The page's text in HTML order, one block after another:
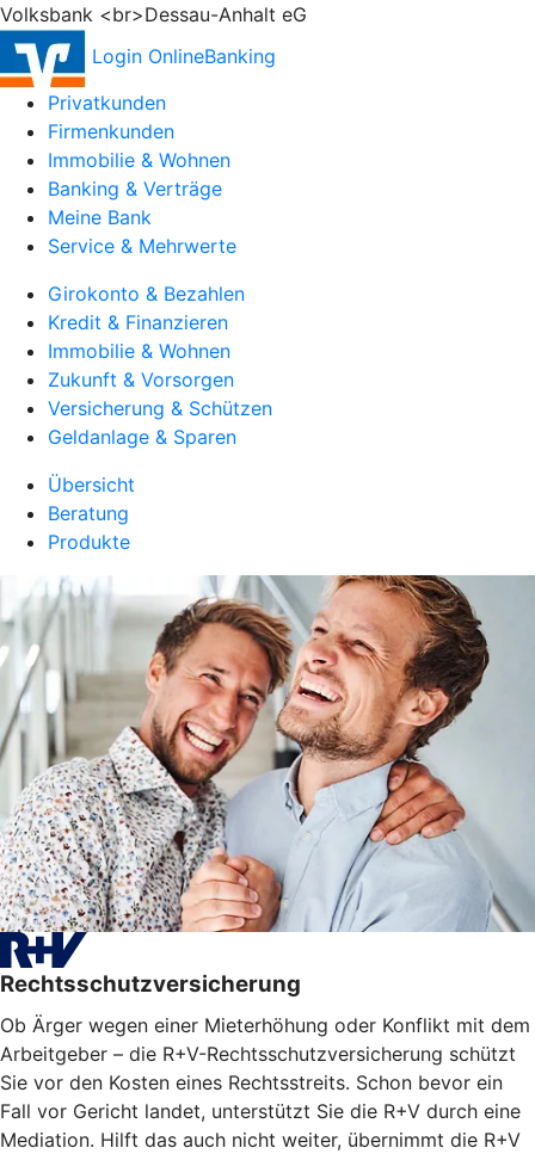
Volksbank <br>Dessau-Anhalt eG
Login OnlineBanking
Privatkunden
Firmenkunden
Immobilie & Wohnen
Banking & Verträge
Meine Bank
Service & Mehrwerte
Girokonto & Bezahlen
Kredit & Finanzieren
Immobilie & Wohnen
Zukunft & Vorsorgen
Versicherung & Schützen
Geldanlage & Sparen
Übersicht
Beratung
Produkte
Rechtsschutzversicherung
Ob Ärger wegen einer Mieterhöhung oder Konflikt mit dem
Arbeitgeber – die R+V-Rechtsschutzversicherung schützt
Sie vor den Kosten eines Rechtsstreits. Schon bevor ein
Fall vor Gericht landet, unterstützt Sie die R+V durch eine
Mediation. Hilft das auch nicht weiter, übernimmt die R+V